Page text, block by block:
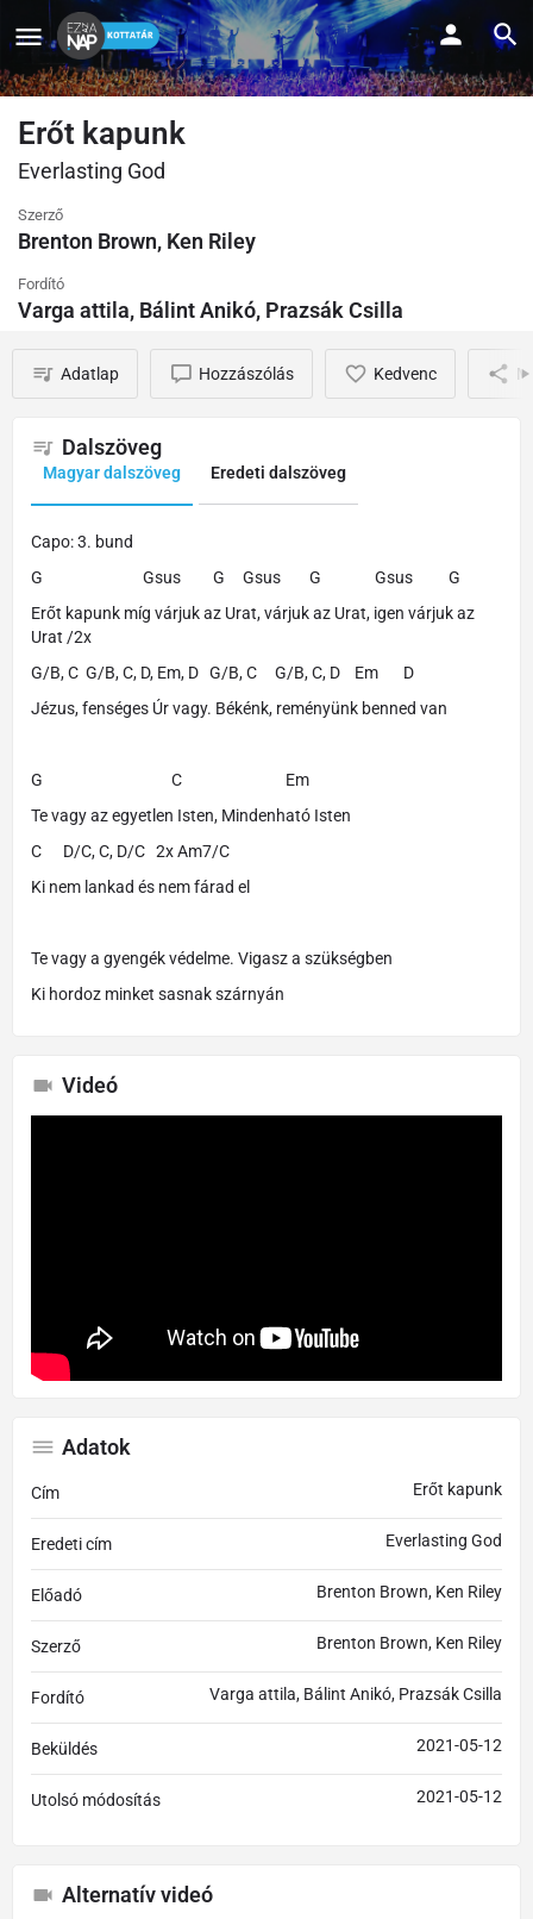
Erőt kapunk
Everlasting God
Szerző
Brenton Brown, Ken Riley
Fordító
Varga attila, Bálint Anikó, Prazsák Csilla
Adatlap Hozzászólás Kedvenc
Dalszöveg
Magyar dalszöveg Eredeti dalszöveg
Capo: 3. bund
G Gsus G Gsus G Gsus G
Erőt kapunk míg várjuk az Urat, várjuk az Urat, igen várjuk az
Urat /2x
G/B, C G/B, C, D, Em, D G/B, C G/B, C, D Em D
Jézus, fenséges Úr vagy. Békénk, reményünk benned van
G C Em
Te vagy az egyetlen Isten, Mindenható Isten
C D/C, C, D/C 2x Am7/C
Ki nem lankad és nem fárad el
Te vagy a gyengék védelme. Vigasz a szükségben
Ki hordoz minket sasnak szárnyán
Videó
Adatok
Cím Erőt kapunk
Eredeti cím Everlasting God
Előadó Brenton Brown, Ken Riley
Szerző Brenton Brown, Ken Riley
Fordító Varga attila, Bálint Anikó, Prazsák Csilla
Beküldés 2021-05-12
Utolsó módosítás 2021-05-12
Alternatív videó